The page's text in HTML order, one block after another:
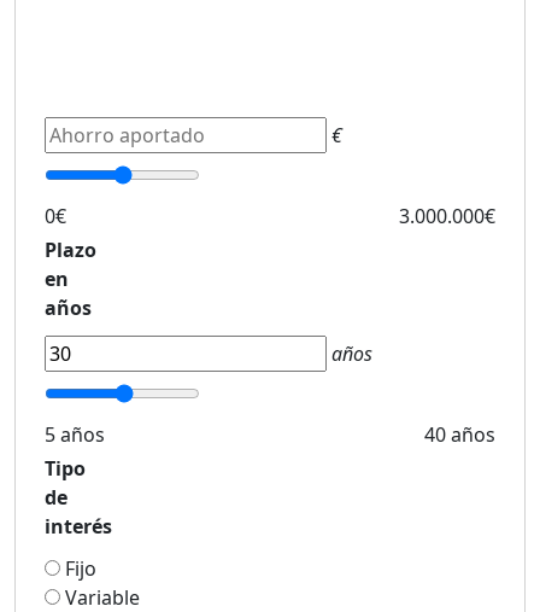
€
0€
3.000.000€
Plazo
en
años
años
5 años
40 años
Tipo
de
interés
Fijo
Variable